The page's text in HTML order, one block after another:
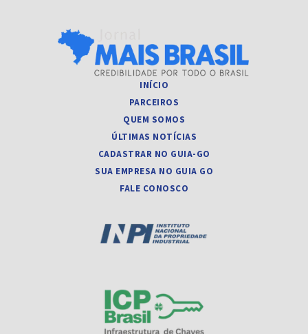
INÍCIO
PARCEIROS
QUEM SOMOS
ÚLTIMAS NOTÍCIAS
CADASTRAR NO GUIA-GO
SUA EMPRESA NO GUIA GO
FALE CONOSCO